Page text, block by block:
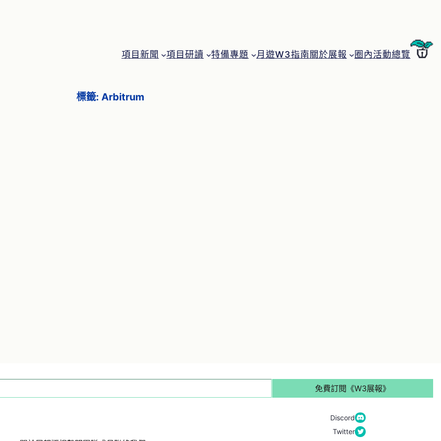
項目新聞 項目研讀 特備專題 月遊W3指南關於展報 圈內活動總覽
標籤: Arbitrum
免費訂閱《W3展報》
Discord
Twitter